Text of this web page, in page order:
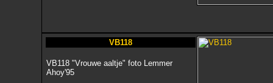
VB118
VB118 "Vrouwe aaltje" foto Lemmer
Ahoy'95